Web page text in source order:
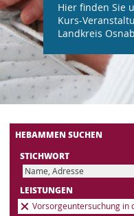
Hier finden Sie
Kurs-
Landkreis
HEBAMMEN SUCHEN
STICHWORT
LEISTUNGEN
Vorsorgeuntersuchung in